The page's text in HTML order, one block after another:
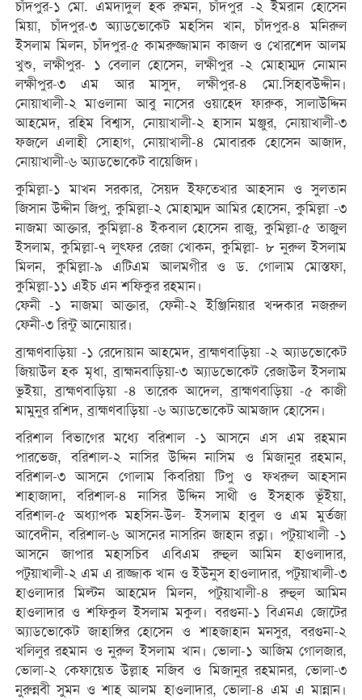
চাঁদপুর-১ মো. এমদাদুল হক রুমন, চাঁদপুর -২ ইমরান হোসেন
মিয়া, চাঁদপুর-৩ অ্যাডভোকেট মহসিন খান, চাঁদপুর-৪ মনিরুল
ইসলাম মিলন, চাঁদপুর-৫ কামরুজ্জামান কাজল ও খোরশেদ আলম
খুশু, লক্ষীপুর- ১ বেলাল হোসেন, লক্ষীপুর -২ মোহাম্মদ নোমান
লক্ষীপুর-৩ এম আর মাসুদ, লক্ষীপুর-৪ মো.সিহাবউদ্দীন।
নোয়াখালী-২ মাওলানা আবু নাসের ওয়াহেদ ফারুক, সালাউদ্দিন
আহমেদ, রহিম বিশ্বাস, নোয়াখালী-২ হাসান মঞ্জুর, নোয়াখালী-৩
ফজলে এলাহী সোহাগ, নোয়াখালী-৪ মোবারক হোসেন আজাদ,
নোয়াখালী-৬ অ্যাডভোকেট বায়েজিদ।
কুমিল্লা-১ মাখন সরকার, সৈয়দ ইফতেখার আহসান ও সুলতান
জিসান উদ্দীন জিপু, কুমিল্লা-২ মোহাম্মদ আমির হোসেন, কুমিল্লা -৩
নাজমা আক্তার, কুমিল্লা-৪ ইকবাল হোসেন রাজু, কুমিল্লা-৫ তাজুল
ইসলাম, কুমিল্লা-৭ লুৎফর রেজা খোকন, কুমিল্লা- ৮ নুরুল ইসলাম
মিলন, কুমিল্লা-৯ এটিএম আলমগীর ও ড. গোলাম মোস্তফা,
কুমিল্লা-১১ এইচ এন শফিকুর রহমান।
ফেনী -১ নাজমা আক্তার, ফেনী-২ ইঞ্জিনিয়ার খন্দকার নজরুল
ফেনী-৩ রিন্টু আনোয়ার।
ব্রাহ্মণবাড়িয়া -১ রেদোয়ান আহমেদ, ব্রাহ্মণবাড়িয়া -২ অ্যাডভোকেট
জিয়াউল হক মৃধা, ব্রাহ্মনবাড়িয়া-৩ অ্যাডভোকেট রেজাউল ইসলাম
ভুইয়া, ব্রাহ্মণবাড়িয়া -৪ তারেক আদেল, ব্রাহ্মণবাড়িয়া -৫ কাজী
মামুনুর রশিদ, ব্রাহ্মণবাড়িয়া -৬ অ্যাডভোকেট আমজাদ হোসেন।
বরিশাল বিভাগের মধ্যে বরিশাল -১ আসনে এস এম রহমান
পারভেজ, বরিশাল-২ নাসির উদ্দিন নাসিম ও মিজানুর রহমান,
বরিশাল-৩ আসনে গোলাম কিবরিয়া টিপু ও ফখরুল আহসান
শাহাজাদা, বরিশাল-৪ নাসির উদ্দিন সাথী ও ইসহাক ভূঁইয়া,
বরিশাল-৫ অধ্যাপক মহসিন-উল- ইসলাম হাবুল ও এম মুর্তজা
আবেদীন, বরিশাল-৬ আসনের নাসরিন জাহান রত্না। পটুয়াখালী -১
আসনে জাপার মহাসচিব এবিএম রুহুল আমিন হাওলাদার,
পটুয়াখালী-২ এম এ রাজ্জাক খান ও ইউনুস হাওলাদার, পটুয়াখালী-৩
হাওলাদার মিল্টন আহমেদ মিলন, পটুয়াখালী-৪ রুহুল আমিন
হাওলাদার ও শফিকুল ইসলাম মকুল। বরগুনা-১ বিএনএ জোটের
অ্যাডভোকেট জাহাঙ্গির হোসেন ও শাহজাহান মনসুর, বরগুনা-২
খলিলুর রহমান ও নুরুল ইসলাম খান। ভোলা-১ আজিম গোলজার,
ভোলা-২ কেফায়েত উল্লাহ নজিব ও মিজানুর রহমানর, ভোলা-৩
নুরুন্নবী সুমন ও শাহ আলম হাওলাদার, ভোলা-৪ এম এ মান্নান।